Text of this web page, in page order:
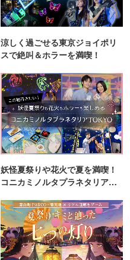
涼しく過ごせる東京ジョイポリ
スで絶叫＆ホラーを満喫！
妖怪夏祭りや花火で夏を満喫！
コニカミノルタプラネタリア